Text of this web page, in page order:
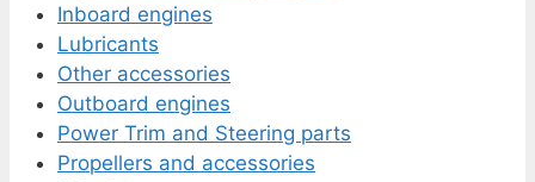
Inboard engines
Lubricants
Other accessories
Outboard engines
Power Trim and Steering parts
Propellers and accessories